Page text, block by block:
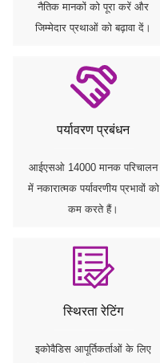
नैतिक मानकों को पूरा करें और
जिम्मेदार प्रथाओं को बढ़ावा दें।
पर्यावरण प्रबंधन
आईएसओ 14000 मानक परिचालन
में नकारात्मक पर्यावरणीय प्रभावों को
कम करते हैं।
स्थिरता रेटिंग
इकोवैडिस आपूर्तिकर्ताओं के लिए